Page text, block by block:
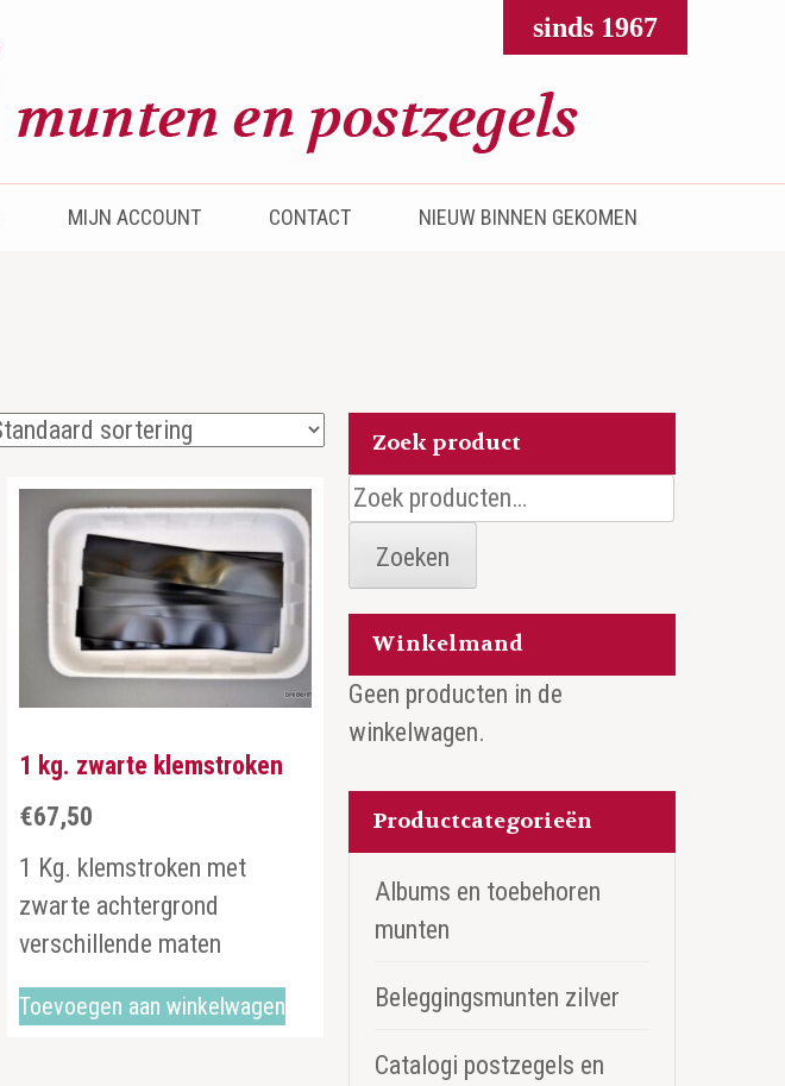
sinds 1967
MIJN ACCOUNT CONTACT NIEUW BINNEN GEKOMEN
1 kg. zwarte klemstroken
€67,50
1 Kg. klemstroken met
zwarte achtergrond
verschillende maten
Toevoegen aan winkelwagen
Zoek product
Zoeken
naar:
Zoeken
Winkelmand
Geen producten in de
winkelwagen.
Productcategorieën
Albums en toebehoren
munten
Beleggingsmunten zilver
Catalogi postzegels en